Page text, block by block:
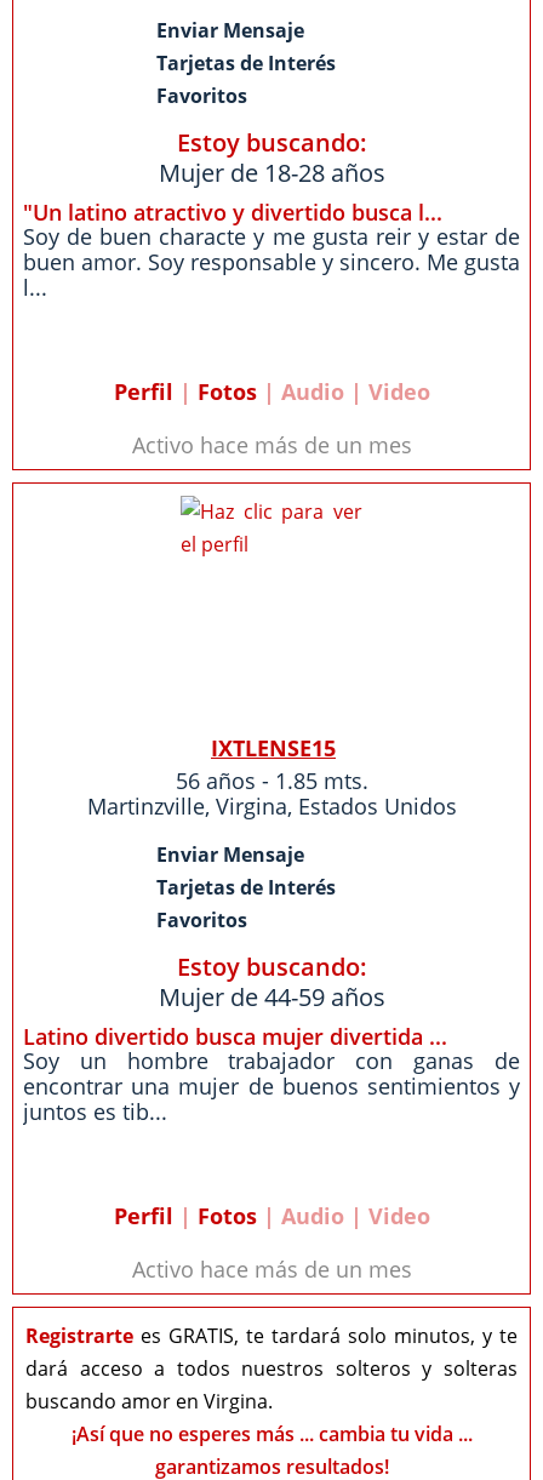
Enviar Mensaje
Tarjetas de Interés
Favoritos
Estoy buscando:
Mujer de 18-28 años
"Un latino atractivo y divertido busca l...
Soy de buen characte y me gusta reir y estar de
buen amor. Soy responsable y sincero. Me gusta
l...
Perfil | Fotos| Audio | Video
Activo hace más de un mes
IXTLENSE15
56 años - 1.85 mts.
Martinzville, Virgina, Estados Unidos
Enviar Mensaje
Tarjetas de Interés
Favoritos
Estoy buscando:
Mujer de 44-59 años
Latino divertido busca mujer divertida ...
Soy un hombre trabajador con ganas de
encontrar una mujer de buenos sentimientos y
juntos es tib...
Perfil | Fotos| Audio | Video
Activo hace más de un mes
Registrarte es GRATIS, te tardará solo minutos, y te
dará acceso a todos nuestros solteros y solteras
buscando amor en Virgina.
¡Así que no esperes más ... cambia tu vida ...
garantizamos resultados!